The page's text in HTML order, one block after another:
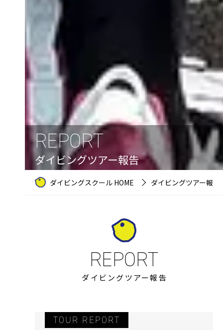
REPORT
ダイビングツアー報告
ダイビングスクール HOME ダイビングツアー報告
ダイビングツアー報告
TOUR REPORT